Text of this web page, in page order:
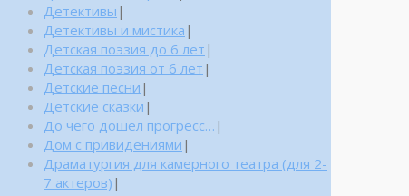
Детективы |
Детективы и мистика |
Детская поэзия до 6 лет |
Детская поэзия от 6 лет |
Детские песни |
Детские сказки |
До чего дошел прогресс… |
Дом с привидениями |
Драматургия для камерного театра (для 2-
7 актеров) |